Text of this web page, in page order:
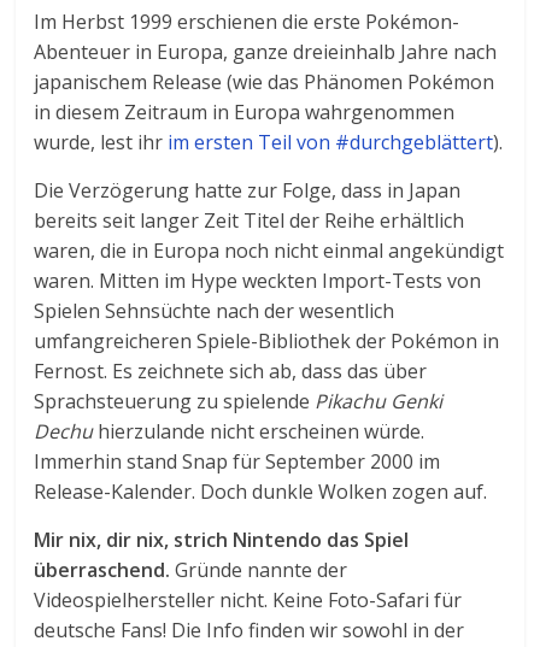
Im Herbst 1999 erschienen die erste Pokémon-
Abenteuer in Europa, ganze dreieinhalb Jahre nach
japanischem Release (wie das Phänomen Pokémon
in diesem Zeitraum in Europa wahrgenommen
wurde, lest ihr im ersten Teil von #durchgeblättert).
Die Verzögerung hatte zur Folge, dass in Japan
bereits seit langer Zeit Titel der Reihe erhältlich
waren, die in Europa noch nicht einmal angekündigt
waren. Mitten im Hype weckten Import-Tests von
Spielen Sehnsüchte nach der wesentlich
umfangreicheren Spiele-Bibliothek der Pokémon in
Fernost. Es zeichnete sich ab, dass das über
Sprachsteuerung zu spielende Pikachu Genki
Dechuhierzulande nicht erscheinen würde.
Immerhin stand Snap für September 2000 im
Release-Kalender. Doch dunkle Wolken zogen auf.
Mir nix, dir nix, strich Nintendo das Spiel
überraschend. Gründe nannte der
Videospielhersteller nicht. Keine Foto-Safari für
deutsche Fans! Die Info finden wir sowohl in der